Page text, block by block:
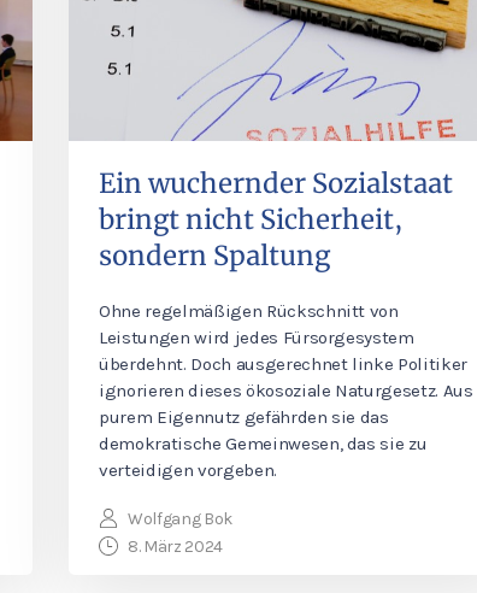
Ein wuchernder Sozialstaat
bringt nicht Sicherheit,
sondern Spaltung
Ohne regelmäßigen Rückschnitt von
Leistungen wird jedes Fürsorgesystem
überdehnt. Doch ausgerechnet linke Politiker
ignorieren dieses ökosoziale Naturgesetz. Aus
purem Eigennutz gefährden sie das
demokratische Gemeinwesen, das sie zu
verteidigen vorgeben.
Wolfgang Bok
8. März 2024